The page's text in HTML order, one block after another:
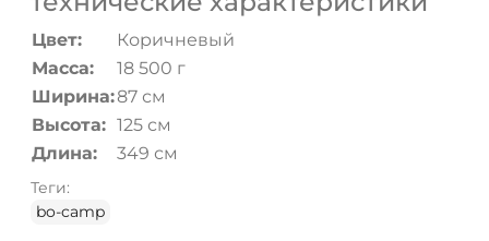
Цвет:
Коричневый
Масса:
18 500 г
Ширина:87 см
Высота: 125 см
Длина:
349 см
Теги:
bo-camp